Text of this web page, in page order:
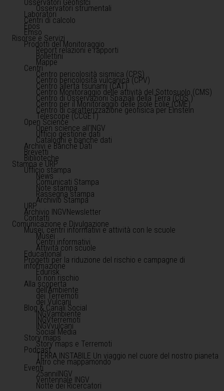
Osservatori Geofisici
Osservatori strumentali
Laboratori
Centri di calcolo
Epos
Emso
Risorse e Servizi
Prodotti del Monitoraggio
Report relazioni e rapporti
Bollettini
Mappe
Centri
Centro pericolosità sismica (CPS)
Centro pericolosità vulcanica (CPV)
Centro allerta tsunami (CAT)
Centro Monitoraggio delle attività del Sottosuolo (CMS)
Centro di Osservazioni Spaziali della Terra (COS )
Centro per il Monitoraggio delle Isole Eolie (CME)
Centro di caratterizzazione geofisica per Einstein
Telescope (CCGET)
Open Science
Open science all'INGV
Ufficio gestione dati
Cataloghi e banche dati
Archivi e Banche Dati
Brevetti
Biblioteche
Stampa e URP
Ufficio stampa
News
Comunicati Stampa
Note stampa
Rassegna stampa
Archivio Stampa
URP
Archivio INGVNewsletter
Contatti
Comunicazione e Divulgazione
Musei, centri informativi e attività con le scuole
Musei
Centri informativi
Attività con scuole
Educational
Progetti per la riduzione del rischio e campagne di
informazione
Edurisk
Io non rischio
Alla scoperta
dell'Ambiente
dei Terremoti
dei Vulcani
Blog & Canali Social
INGVambiente
INGVterremoti
INGVvulcani
Social Media
Story maps
Story maps e Terremoti
Podcast
TERRA INSTABILE Un viaggio nel cuore del nostro pianeta
Altro che mappamondo
Eventi
25anniINGV
Ventennale INGV
Notte dei Ricercatori